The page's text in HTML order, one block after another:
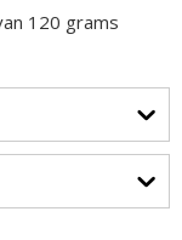
120 grams